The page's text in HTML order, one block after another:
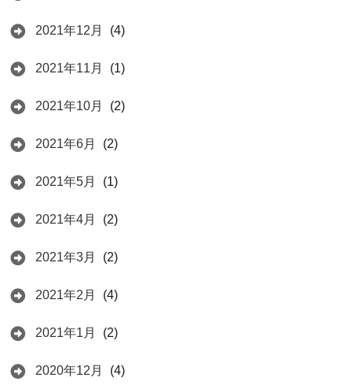
2021年12月 (4)
2021年11月 (1)
2021年10月 (2)
2021年6月 (2)
2021年5月 (1)
2021年4月 (2)
2021年3月 (2)
2021年2月 (4)
2021年1月 (2)
2020年12月 (4)